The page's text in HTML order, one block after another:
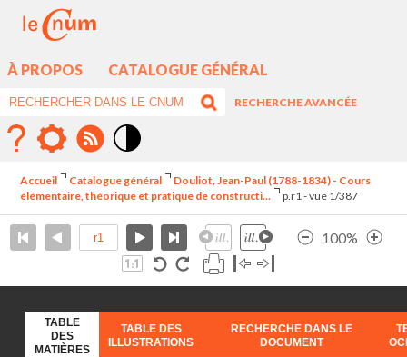
À PROPOS CATALOGUE GÉNÉRAL
RECHERCHE AVANCÉE
élévé
Accueil Catalogue général
Douliot, Jean-Paul (1788-1834) - Cours
élémentaire, théorique et pratique de constructi...
p.r1 - vue 1/387
100%
TABLE
DES
MATIÈRES
TABLE DES
ILLUSTRATIONS
RECHERCHE DANS LE
DOCUMENT